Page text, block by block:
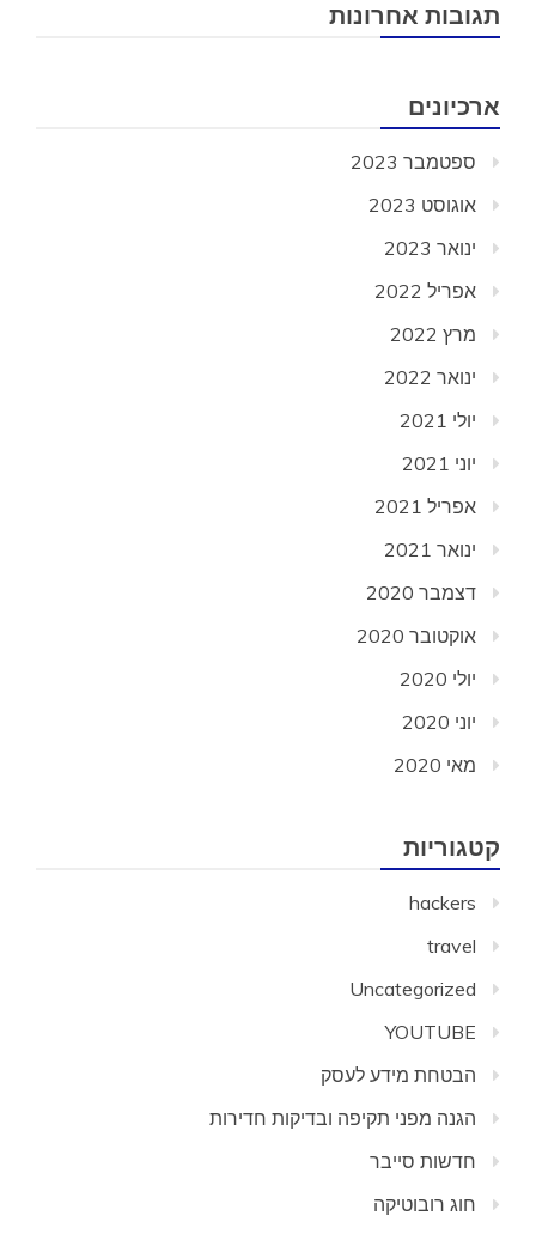
תגובות אחרונות
ארכיונים
ספטמבר 2023
אוגוסט 2023
ינואר 2023
אפריל 2022
מרץ 2022
ינואר 2022
יולי 2021
יוני 2021
אפריל 2021
ינואר 2021
דצמבר 2020
אוקטובר 2020
יולי 2020
יוני 2020
מאי 2020
קטגוריות
hackers
travel
Uncategorized
YOUTUBE
הבטחת מידע לעסק
הגנה מפני תקיפה ובדיקות חדירות
חדשות סייבר
חוג רובוטיקה